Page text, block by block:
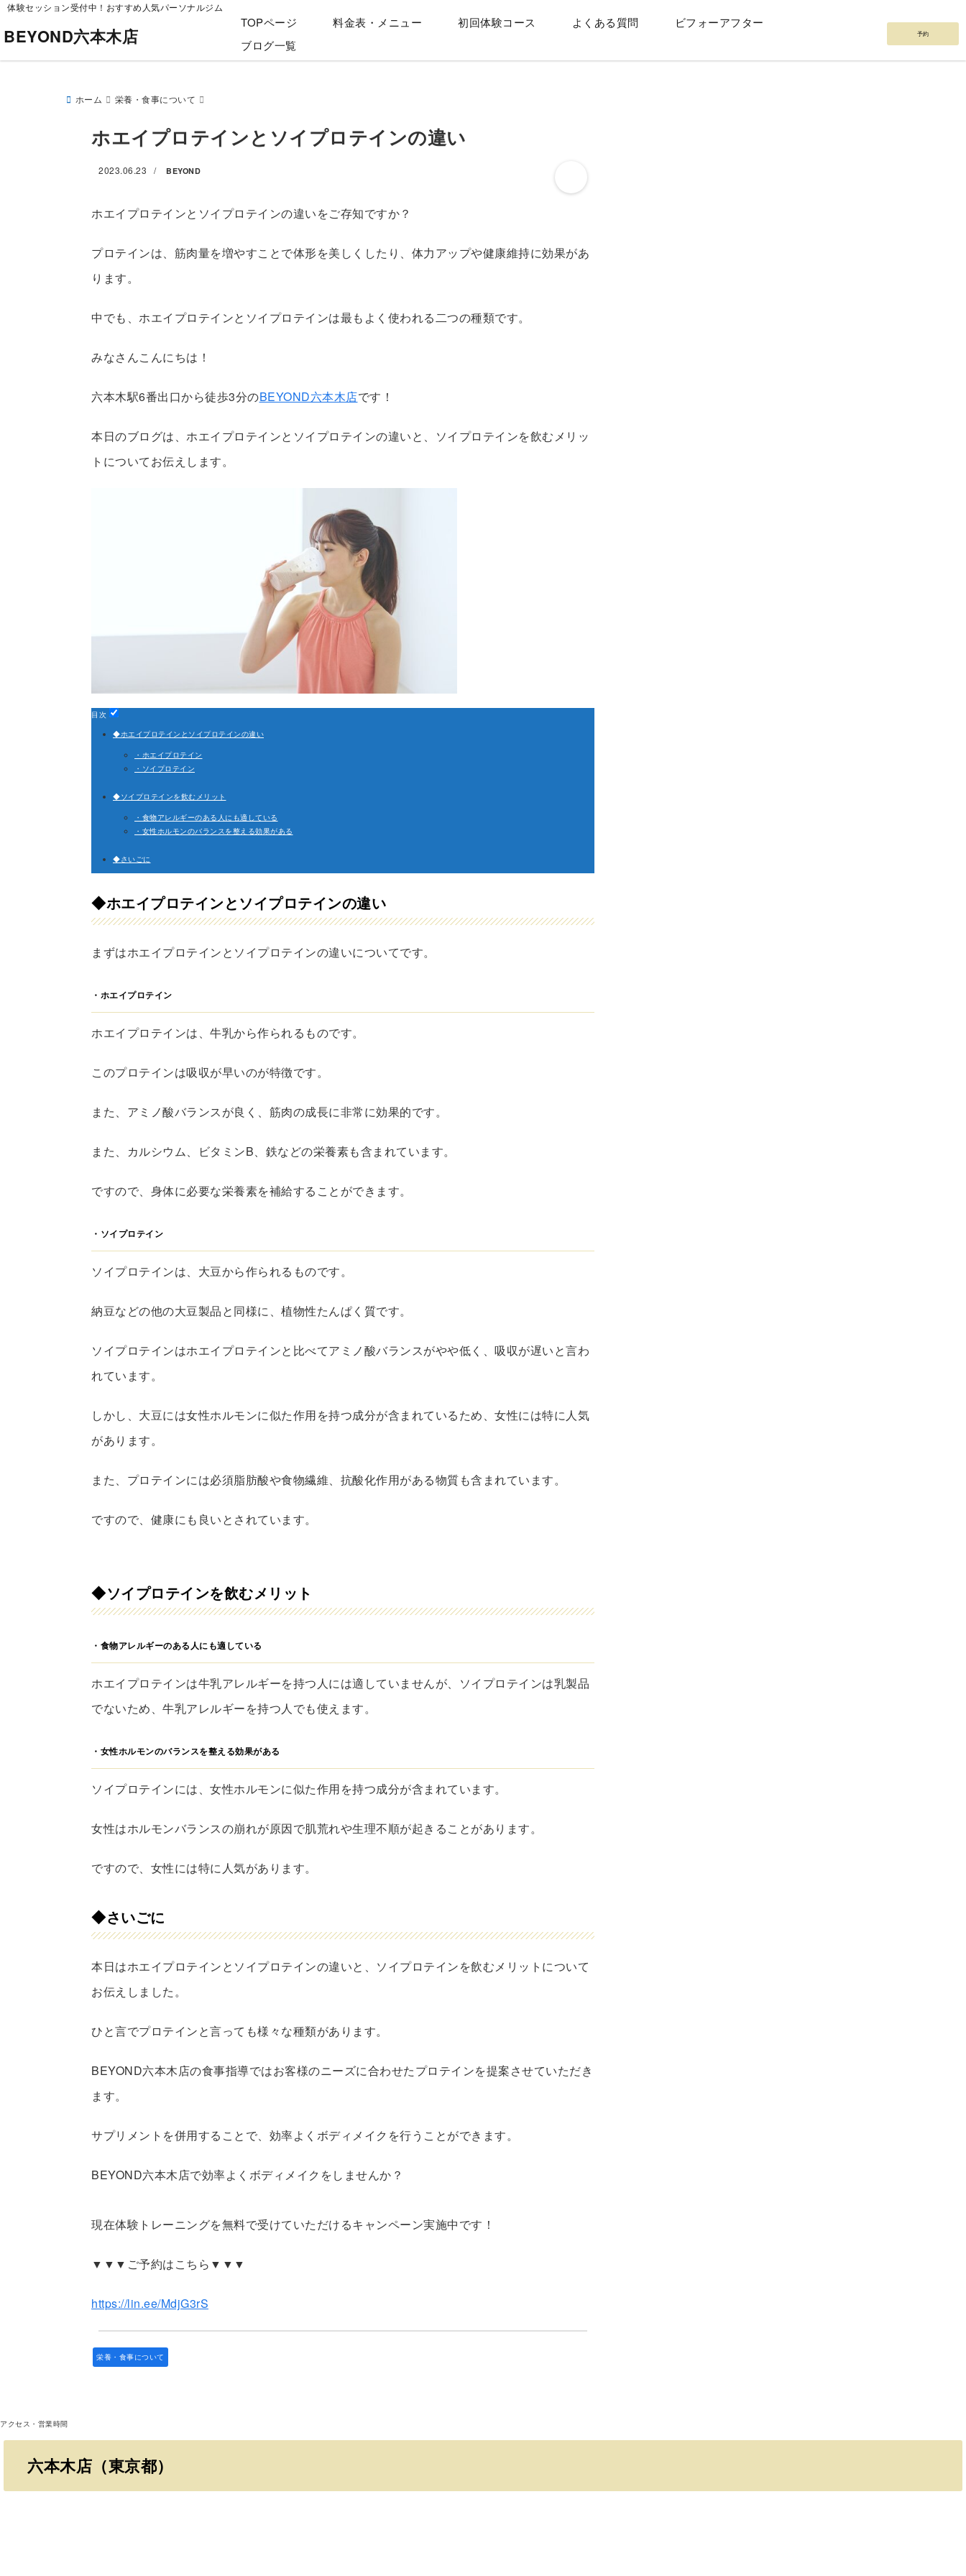
体験セッション受付中！おすすめ人気パーソナルジム
BEYOND六本木店
TOPページ 料金表・メニュー 初回体験コース よくある質問
ビフォーアフター
ブログ一覧
予約
ホーム 栄養・食事について
ホエイプロテインとソイプロテインの違い
2023.06.23 / BEYOND
ホエイプロテインとソイプロテインの違いをご存知ですか？
プロテインは、筋肉量を増やすことで体形を美しくしたり、体力アップや健康維持に効果があ
ります。
中でも、ホエイプロテインとソイプロテインは最もよく使われる二つの種類です。
みなさんこんにちは！
六本木駅6番出口から徒歩3分のBEYOND六本木店です！
本日のブログは、ホエイプロテインとソイプロテインの違いと、ソイプロテインを飲むメリッ
トについてお伝えします。
目次
◆ホエイプロテインとソイプロテインの違い
・ホエイプロテイン
・ソイプロテイン
◆ソイプロテインを飲むメリット
・食物アレルギーのある人にも適している
・女性ホルモンのバランスを整える効果がある
◆さいごに
◆ホエイプロテインとソイプロテインの違い
まずはホエイプロテインとソイプロテインの違いについてです。
・ホエイプロテイン
ホエイプロテインは、牛乳から作られるものです。
このプロテインは吸収が早いのが特徴です。
また、アミノ酸バランスが良く、筋肉の成長に非常に効果的です。
また、カルシウム、ビタミンB、鉄などの栄養素も含まれています。
ですので、身体に必要な栄養素を補給することができます。
・ソイプロテイン
ソイプロテインは、大豆から作られるものです。
納豆などの他の大豆製品と同様に、植物性たんぱく質です。
ソイプロテインはホエイプロテインと比べてアミノ酸バランスがやや低く、吸収が遅いと言わ
れています。
しかし、大豆には女性ホルモンに似た作用を持つ成分が含まれているため、女性には特に人気
があります。
また、プロテインには必須脂肪酸や食物繊維、抗酸化作用がある物質も含まれています。
ですので、健康にも良いとされています。
◆ソイプロテインを飲むメリット
・食物アレルギーのある人にも適している
ホエイプロテインは牛乳アレルギーを持つ人には適していませんが、ソイプロテインは乳製品
でないため、牛乳アレルギーを持つ人でも使えます。
・女性ホルモンのバランスを整える効果がある
ソイプロテインには、女性ホルモンに似た作用を持つ成分が含まれています。
女性はホルモンバランスの崩れが原因で肌荒れや生理不順が起きることがあります。
ですので、女性には特に人気があります。
◆さいごに
本日はホエイプロテインとソイプロテインの違いと、ソイプロテインを飲むメリットについて
お伝えしました。
ひと言でプロテインと言っても様々な種類があります。
BEYOND六本木店の食事指導ではお客様のニーズに合わせたプロテインを提案させていただき
ます。
サプリメントを併用することで、効率よくボディメイクを行うことができます。
BEYOND六本木店で効率よくボディメイクをしませんか？
現在体験トレーニングを無料で受けていただけるキャンペーン実施中です！
▼▼▼ご予約はこちら▼▼▼
https://lin.ee/MdjG3rS
栄養・食事について
アクセス・営業時間
六本木店（東京都）